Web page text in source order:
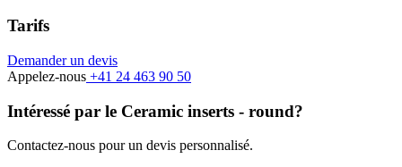
Tarifs
Demander un devis
Appelez-nous +41 24 463 90 50
Intéressé par le Ceramic inserts - round?
Contactez-nous pour un devis personnalisé.